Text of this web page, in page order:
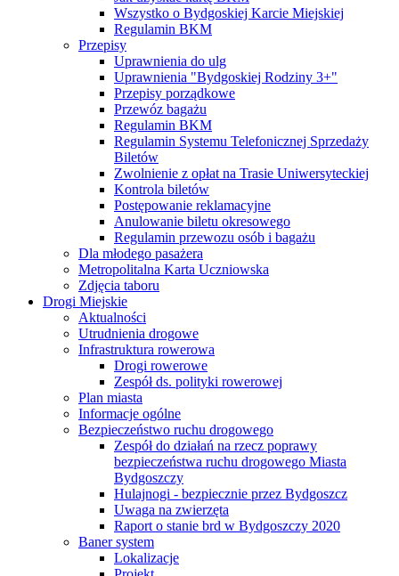
Wszystko o Bydgoskiej Karcie Miejskiej
Regulamin BKM
Przepisy
Uprawnienia do ulg
Uprawnienia "Bydgoskiej Rodziny 3+"
Przepisy porządkowe
Przewóz bagażu
Regulamin BKM
Regulamin Systemu Telefonicznej Sprzedaży
Biletów
Zwolnienie z opłat na Trasie Uniwersyteckiej
Kontrola biletów
Postępowanie reklamacyjne
Anulowanie biletu okresowego
Regulamin przewozu osób i bagażu
Dla młodego pasażera
Metropolitalna Karta Uczniowska
Zdjęcia taboru
Drogi Miejskie
Aktualności
Utrudnienia drogowe
Infrastruktura rowerowa
Drogi rowerowe
Zespół ds. polityki rowerowej
Plan miasta
Informacje ogólne
Bezpieczeństwo ruchu drogowego
Zespół do działań na rzecz poprawy
bezpieczeństwa ruchu drogowego Miasta
Bydgoszczy
Hulajnogi - bezpiecznie przez Bydgoszcz
Uwaga na zwierzęta
Raport o stanie brd w Bydgoszczy 2020
Baner system
Lokalizacje